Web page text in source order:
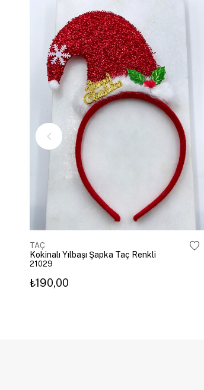
TAÇ
Kokinalı Yılbaşı Şapka Taç Renkli
21029
₺190,00